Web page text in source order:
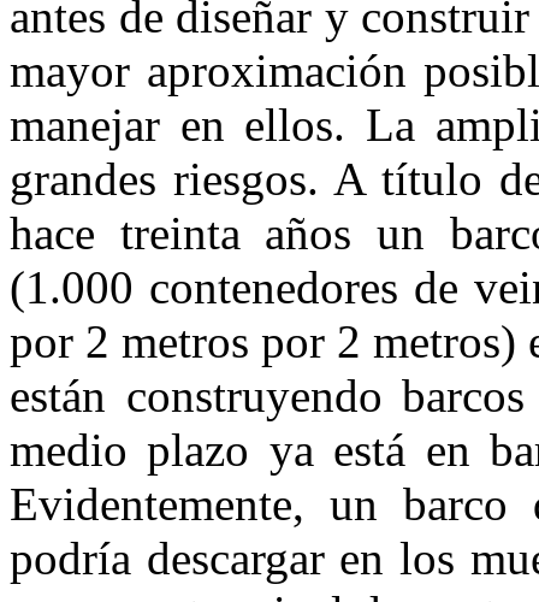
antes de diseñar y
mayor aproximación
manejar en ellos. La
grandes riesgos. A título
hace treinta años un
(1.000 contenedores de
por 2 metros por 2 metros)
están construyendo
medio plazo ya está en
Evidentemente, un barco
podría descargar en los